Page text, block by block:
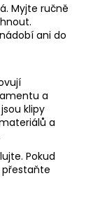
Myjte ručně
ani do
a
klipy
a
Pokud
přestaňte